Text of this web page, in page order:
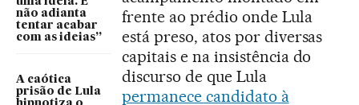
não adianta
tentar acabar
com as ideias”
A caótica
prisão de Lula
frente ao prédio onde Lula
está preso, atos por diversas
capitais e na insistência do
discurso de que Lula
permanece candidato à